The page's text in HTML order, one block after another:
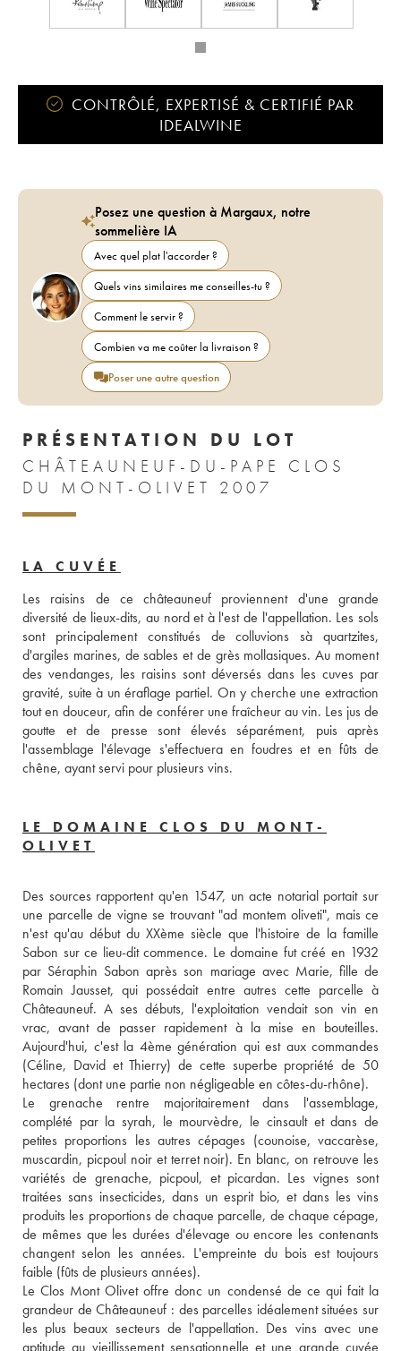
CONTRÔLÉ, EXPERTISÉ & CERTIFIÉ PAR
IDEALWINE
Posez une question à Margaux, notre
sommelière IA
Avec quel plat l'accorder ?
Quels vins similaires me conseilles-tu ?
Comment le servir ?
Combien va me coûter la livraison ?
Poser une autre question
PRÉSENTATION DU LOT
CHÂTEAUNEUF-DU-PAPE CLOS
DU MONT-OLIVET 2007
LA CUVÉE
Les raisins de ce châteauneuf proviennent d'une grande
diversité de lieux-dits, au nord et à l'est de l'appellation. Les sols
sont principalement constitués de colluvions sà quartzites,
d'argiles marines, de sables et de grès mollasiques. Au moment
des vendanges, les raisins sont déversés dans les cuves par
gravité, suite à un éraflage partiel. On y cherche une extraction
tout en douceur, afin de conférer une fraîcheur au vin. Les jus de
goutte et de presse sont élevés séparément, puis après
l'assemblage l'élevage s'effectuera en foudres et en fûts de
LE DOMAINE CLOS DU MONT-
OLIVET
Des sources rapportent qu'en 1547, un acte notarial portait sur
une parcelle de vigne se trouvant "ad montem oliveti", mais ce
n'est qu'au début du XXème siècle que l'histoire de la famille
Sabon sur ce lieu-dit commence. Le domaine fut créé en 1932
par Séraphin Sabon après son mariage avec Marie, fille de
Romain Jausset, qui possédait entre autres cette parcelle à
Châteauneuf. A ses débuts, l'exploitation vendait son vin en
vrac, avant de passer rapidement à la mise en bouteilles.
Aujourd'hui, c'est la 4ème génération qui est aux commandes
(Céline, David et Thierry) de cette superbe propriété de 50
hectares (dont une partie non négligeable en côtes-du-rhône).
Le grenache rentre majoritairement dans l'assemblage,
complété par la syrah, le mourvèdre, le cinsault et dans de
petites proportions les autres cépages (counoise, vaccarèse,
muscardin, picpoul noir et terret noir). En blanc, on retrouve les
variétés de grenache, picpoul, et picardan. Les vignes sont
traitées sans insecticides, dans un esprit bio, et dans les vins
produits les proportions de chaque parcelle, de chaque cépage,
de mêmes que les durées d'élevage ou encore les contenants
changent selon les années. L'empreinte du bois est toujours
faible (fûts de plusieurs années).
Le Clos Mont Olivet offre donc un condensé de ce qui fait la
grandeur de Châteauneuf : des parcelles idéalement situées sur
les plus beaux secteurs de l'appellation. Des vins avec une
aptitude au vieillissement sensationnelle et une grande cuvée